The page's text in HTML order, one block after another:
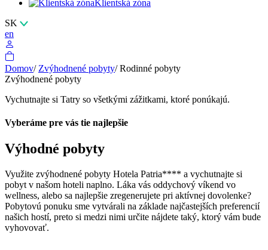
Klientská zóna
SK
en
Domov/ Zvýhodnené pobyty/ Rodinné pobyty
Zvýhodnené pobyty
Vychutnajte si Tatry so všetkými zážitkami, ktoré ponúkajú.
Vyberáme pre vás tie najlepšie
Výhodné pobyty
Využite zvýhodnené pobyty Hotela Patria**** a vychutnajte si
pobyt v našom hoteli naplno. Láka vás oddychový víkend vo
wellness, alebo sa najlepšie zregenerujete pri aktívnej dovolenke?
Pobytovú ponuku sme vytvárali na základe najčastejších preferencií
našich hostí, preto si medzi nimi určite nájdete taký, ktorý vám bude
vyhovovať.